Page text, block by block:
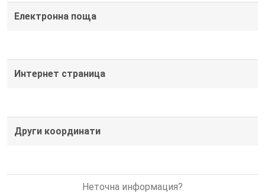
Електронна поща
Интернет страница
Други координати
Неточна информация?